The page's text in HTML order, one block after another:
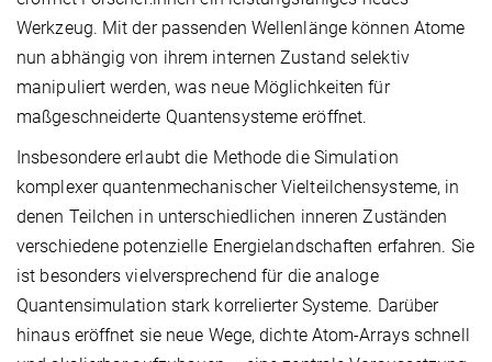
Werkzeug. Mit der passenden Wellenlänge können Atome
nun abhängig von ihrem internen Zustand selektiv
manipuliert werden, was neue Möglichkeiten für
maßgeschneiderte Quantensysteme eröffnet.
Insbesondere erlaubt die Methode die Simulation
komplexer quantenmechanischer Vielteilchensysteme, in
denen Teilchen in unterschiedlichen inneren Zuständen
verschiedene potenzielle Energielandschaften erfahren. Sie
ist besonders vielversprechend für die analoge
Quantensimulation stark korrelierter Systeme. Darüber
hinaus eröffnet sie neue Wege, dichte Atom-Arrays schnell